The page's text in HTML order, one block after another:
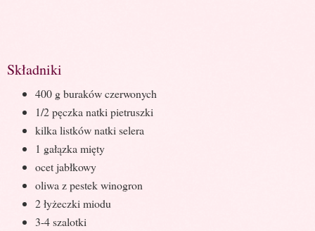
Składniki
400 g buraków czerwonych
1/2 pęczka natki pietruszki
kilka listków natki selera
1 gałązka mięty
ocet jabłkowy
oliwa z pestek winogron
2 łyżeczki miodu
3-4 szalotki